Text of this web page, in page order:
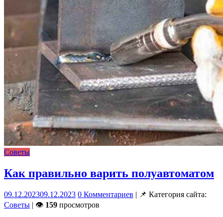
Советы
Как правильно варить полуавтоматом
09.12.202309.12.2023 0 Комментариев | 📌 Категория сайта:
Советы | 👁 159 просмотров